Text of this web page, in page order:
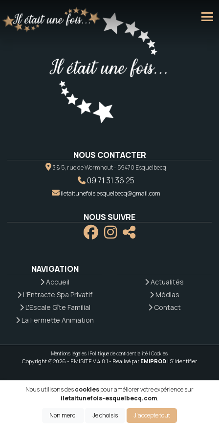
NOUS CONTACTER
3 & 5, rue de Wormhout - 59470 Esquelbecq
09 71 31 36 25
iletaitunefois.esquelbecq@gmail.com
NOUS SUIVRE
NAVIGATION
Accueil
L'Entracte Spa Privatif
L'Escale Gîte Familial
La Fermette Animation
Actualités
Médias
Contact
Mentions légales | Politique de confidentialité | Cookies
Copyright @2026 - EMISITE V.4.8.1 - Réalisé par EMIPROD | S'identifier
Nous utilisons descookiespour améliorer votre expérience sur
iletaitunefois-esquelbecq.com.
Non merci Je choisis J'accepte tout